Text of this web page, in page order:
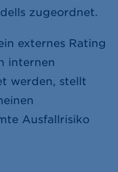
zugeordnet.
externes Rating
internen
werden, stellt
Ausfallrisiko